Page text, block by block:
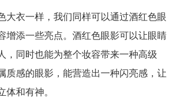
大衣一样，我们同样可以通过酒红色眼
增添一些亮点。酒红色眼影可以让眼睛
，同时也能为整个妆容带来一种高级
质感的眼影，能营造出一种闪亮感，让
和有神。